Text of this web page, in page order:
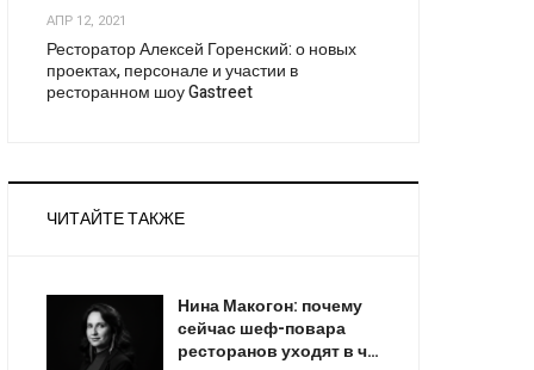
АПР 12, 2021
Ресторатор Алексей Горенский: о новых
проектах, персонале и участии в
ресторанном шоу Gastreet
ЧИТАЙТЕ ТАКЖЕ
Нина Макогон: почему
сейчас шеф-повара
ресторанов уходят в ч…